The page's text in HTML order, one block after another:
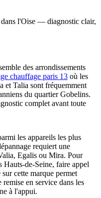
l'Oise — diagnostic clair,
des arrondissements
chauffage paris 13 où les
et Talia sont fréquemment
du quartier Gobelins.
complet avant toute
les appareils les plus
requiert une
Egalis ou Mira. Pour
Hauts-de-Seine, faire appel
sur cette marque permet
en service dans les
à l'appui.